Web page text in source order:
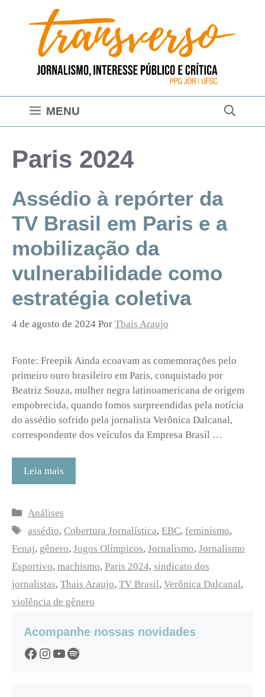
conteúdo
MENU
Paris 2024
Assédio à repórter da
TV Brasil em Paris e a
mobilização da
vulnerabilidade como
estratégia coletiva
4 de agosto de 2024 Por Thais Araujo
Fonte: Freepik Ainda ecoavam as comemorações pelo
primeiro ouro brasileiro em Paris, conquistado por
Beatriz Souza, mulher negra latinoamericana de origem
empobrecida, quando fomos surpreendidas pela notícia
do assédio sofrido pela jornalista Verônica Dalcanal,
correspondente dos veículos da Empresa Brasil …
Leia mais
Categorias
Análises
Tags
assédio,Cobertura Jornalística,EBC,feminismo,
Fenaj, gênero, Jogos Olímpicos, Jornalismo, Jornalismo
Esportivo, machismo, Paris 2024, sindicato dos
jornalistas, Thais Araujo, TV Brasil, Verônica Dalcanal,
violência de gênero
Acompanhe nossas novidades
Facebook
Instagram
YouTube
Spotify